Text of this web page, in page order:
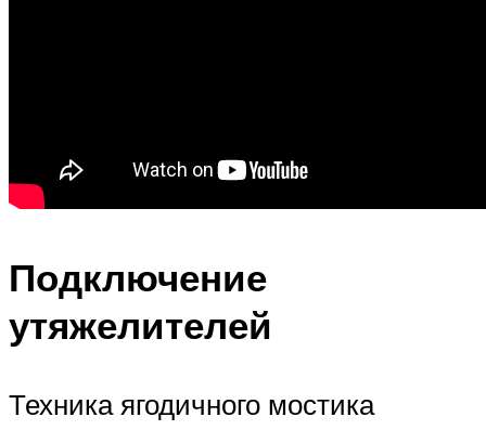
Подключение
утяжелителей
Техника ягодичного мостика